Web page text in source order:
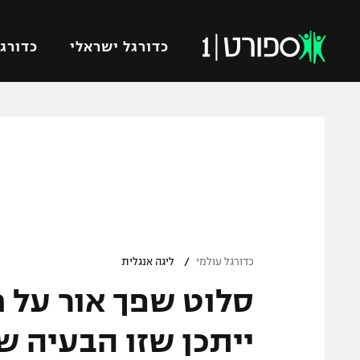
כדורגל ישראלי
ברחבה
"מעל הליגה" – פודקאסט
מכבי
בית"ר
כדורגל עולמי / ליגה אנגלית
סלוט שפך אור על
ייתכן שזו הבעיה